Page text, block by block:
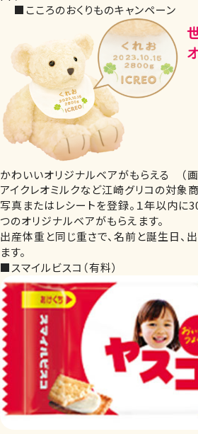
■こころのおくりものキャンペーン
かわいいオリジナルベアがもらえる （
アイクレオミルクなど江崎グリコの対象
写真またはレシートを登録。１年以内に
つのオリジナルベアがもらえます。
出産体重と同じ重さで、名前と誕生日、
ます。
■スマイルビスコ（有料）